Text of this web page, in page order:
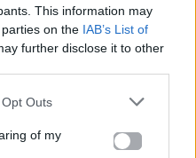
This information may
on the IAB’s List of
further disclose it to other
Outs
of my
στιγμές
ελληνική
σκηνή